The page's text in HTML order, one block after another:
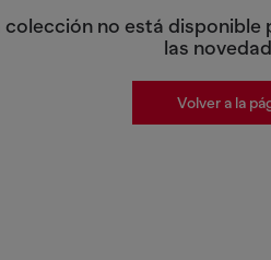
colección no está
las
Volver a la